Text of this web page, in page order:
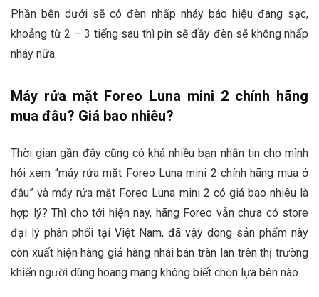
Phần bên dưới sẽ có đèn nhấp nháy báo hiệu đang sạc,
khoảng từ 2 – 3 tiếng sau thì pin sẽ đầy đèn sẽ không nhấp
nháy nữa.
Máy rửa mặt Foreo Luna mini 2 chính hãng
mua đâu? Giá bao nhiêu?
Thời gian gần đây cũng có khá nhiều bạn nhắn tin cho mình
hỏi xem “máy rửa mặt Foreo Luna mini 2 chính hãng mua ở
đâu” và máy rửa mặt Foreo Luna mini 2 có giá bao nhiêu là
hợp lý? Thì cho tới hiện nay, hãng Foreo vẫn chưa có store
đại lý phân phối tại Việt Nam, đã vậy dòng sản phẩm này
còn xuất hiện hàng giả hàng nhái bán tràn lan trên thị trường
khiến người dùng hoang mang không biết chọn lựa bên nào.